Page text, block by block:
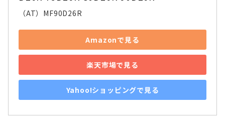
（AT）MF90D26R
Amazonで見る
楽天市場で見る
Yahoo!ショッピングで見る